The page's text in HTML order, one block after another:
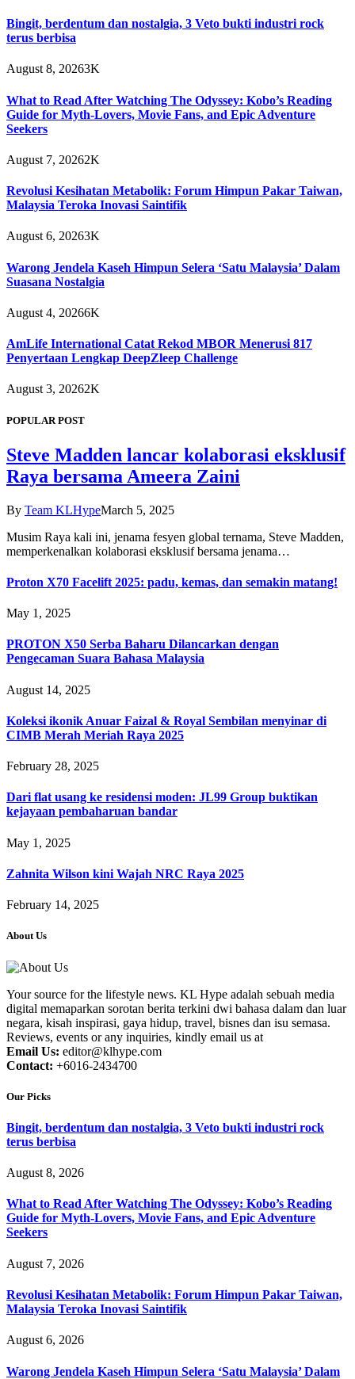
Bingit, berdentum dan nostalgia, 3 Veto bukti industri rock
terus berbisa
August 8, 20263K
What to Read After Watching The Odyssey: Kobo’s Reading
Guide for Myth-Lovers, Movie Fans, and Epic Adventure
Seekers
August 7, 20262K
Revolusi Kesihatan Metabolik: Forum Himpun Pakar Taiwan,
Malaysia Teroka Inovasi Saintifik
August 6, 20263K
Warong Jendela Kaseh Himpun Selera ‘Satu Malaysia’ Dalam
Suasana Nostalgia
August 4, 20266K
AmLife International Catat Rekod MBOR Menerusi 817
Penyertaan Lengkap DeepZleep Challenge
August 3, 20262K
POPULAR POST
Steve Madden lancar kolaborasi eksklusif
Raya bersama Ameera Zaini
By Team KLHypeMarch 5, 2025
Musim Raya kali ini, jenama fesyen global ternama, Steve Madden,
memperkenalkan kolaborasi eksklusif bersama jenama…
Proton X70 Facelift 2025: padu, kemas, dan semakin matang!
May 1, 2025
PROTON X50 Serba Baharu Dilancarkan dengan
Pengecaman Suara Bahasa Malaysia
August 14, 2025
Koleksi ikonik Anuar Faizal & Royal Sembilan menyinar di
CIMB Merah Meriah Raya 2025
February 28, 2025
Dari flat usang ke residensi moden: JL99 Group buktikan
kejayaan pembaharuan bandar
May 1, 2025
Zahnita Wilson kini Wajah NRC Raya 2025
February 14, 2025
About Us
Your source for the lifestyle news. KL Hype adalah sebuah media
digital memaparkan sorotan berita terkini dwi bahasa dalam dan luar
negara, kisah inspirasi, gaya hidup, travel, bisnes dan isu semasa.
Reviews, events or any inquiries, kindly email us at
Email Us: editor@klhype.com
Contact: +6016-2434700
Our Picks
Bingit, berdentum dan nostalgia, 3 Veto bukti industri rock
terus berbisa
August 8, 2026
What to Read After Watching The Odyssey: Kobo’s Reading
Guide for Myth-Lovers, Movie Fans, and Epic Adventure
Seekers
August 7, 2026
Revolusi Kesihatan Metabolik: Forum Himpun Pakar Taiwan,
Malaysia Teroka Inovasi Saintifik
August 6, 2026
Warong Jendela Kaseh Himpun Selera ‘Satu Malaysia’ Dalam